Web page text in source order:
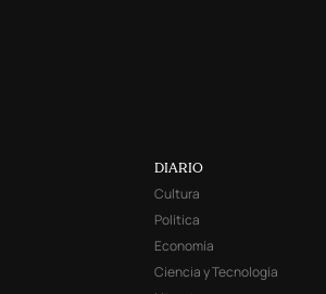
DIARIO
Cultura
Política
Economía
Ciencia y Tecnología